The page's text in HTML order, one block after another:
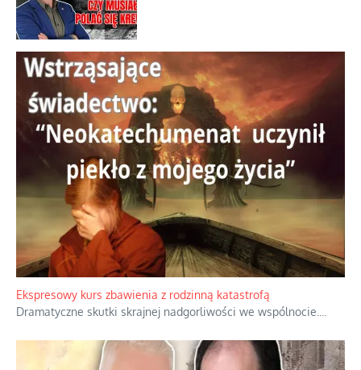
Ekspresowy kurs zbawienia z rodzinną katastrofą
Dramatyczne skutki skrajnej nadgorliwości we wspólnocie.